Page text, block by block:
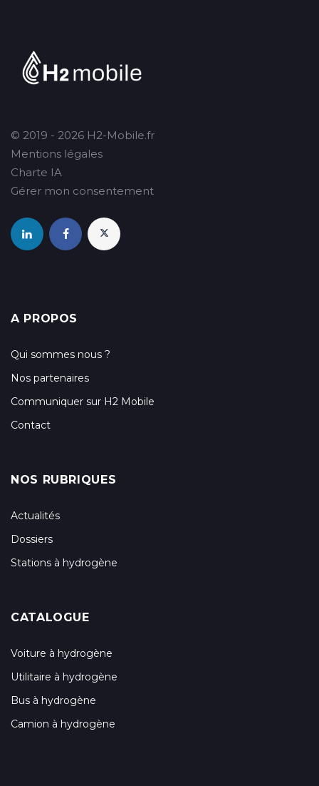
© 2019 - 2026 H2-Mobile.fr
Mentions légales
Charte IA
Gérer mon consentement
A PROPOS
Qui sommes nous ?
Nos partenaires
Communiquer sur H2 Mobile
Contact
NOS RUBRIQUES
Actualités
Dossiers
Stations à hydrogène
CATALOGUE
Voiture à hydrogène
Utilitaire à hydrogène
Bus à hydrogène
Camion à hydrogène